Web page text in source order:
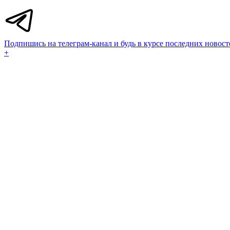
Подпишись на телеграм-канал и будь в курсе последних
+